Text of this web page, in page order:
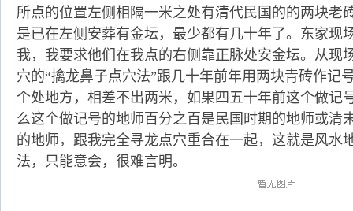
所点的位置左侧相隔一米之处有清代民国的的两块老
是已在左侧安葬有金坛，最少都有几十年了。东家现
我，我要求他们在我点的右侧靠正脉处安金坛。从现
穴的“擒龙鼻子点穴法”跟几十年前年用两块青砖作记
个处地方，相差不出两米，如果四五十年前这个做记
么这个做记号的地师百分之百是民国时期的地师或清
的地师，跟我完全寻龙点穴重合在一起，这就是风水
法，只能意会，很难言明。